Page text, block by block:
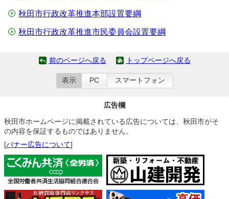
秋田市行政改革推進本部設置要綱
秋田市行政改革推進市民委員会設置要綱
前のページへ戻る トップページへ戻る
表示 PC スマートフォン
広告欄
秋田市ホームページに掲載されている広告については、秋田市がそ
の内容を保証するものではありません。
[バナー広告について]